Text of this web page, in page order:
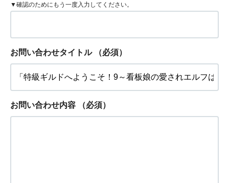
▼確認のためにもう一度入力してください。
お問い合わせタイトル （必須）
お問い合わせ内容 （必須）